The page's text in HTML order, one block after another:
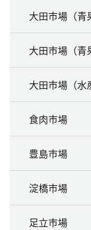
大田市場（青
大田市場（青
大田市場（水
食肉市場
豊島市場
淀橋市場
足立市場